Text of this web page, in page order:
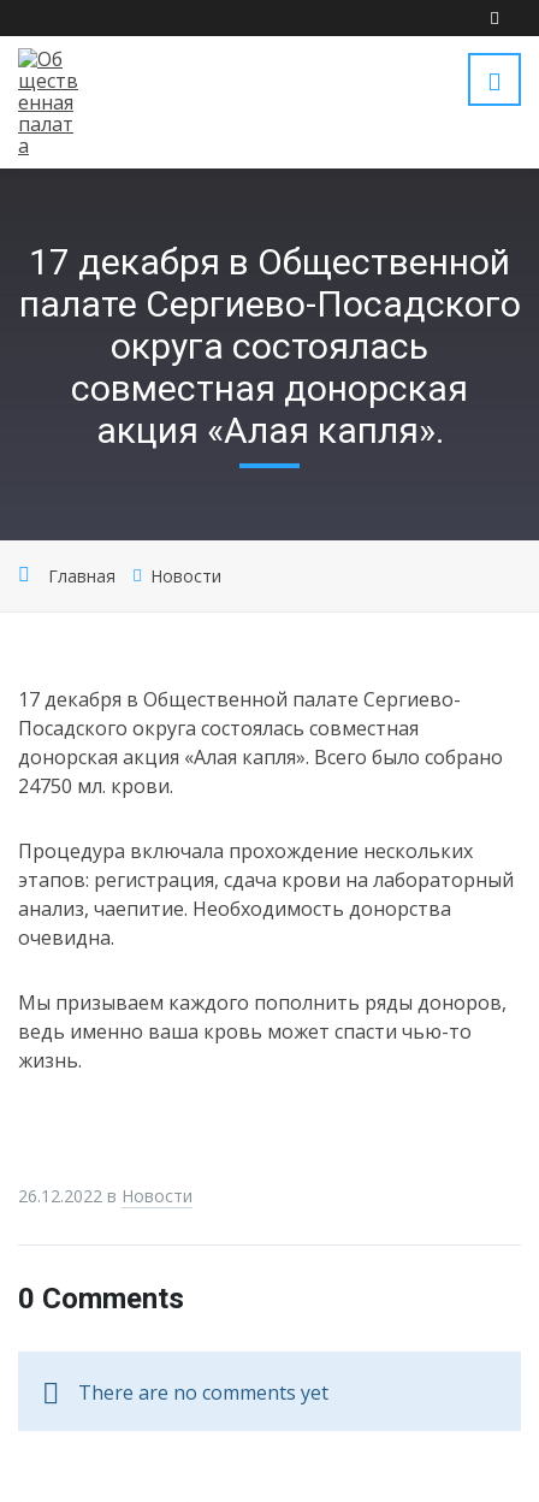
17 декабря в Общественной
палате Сергиево-Посадского
округа состоялась
совместная донорская
акция «Алая капля».
Главная Новости
17 декабря в Общественной палате Сергиево-
Посадского округа состоялась совместная
донорская акция «Алая капля». Всего было собрано
24750 мл. крови.
Процедура включала прохождение нескольких
этапов: регистрация, сдача крови на лабораторный
анализ, чаепитие. Необходимость донорства
очевидна.
Мы призываем каждого пополнить ряды доноров,
ведь именно ваша кровь может спасти чью-то
жизнь.
26.12.2022 в Новости
0 Comments
There are no comments yet